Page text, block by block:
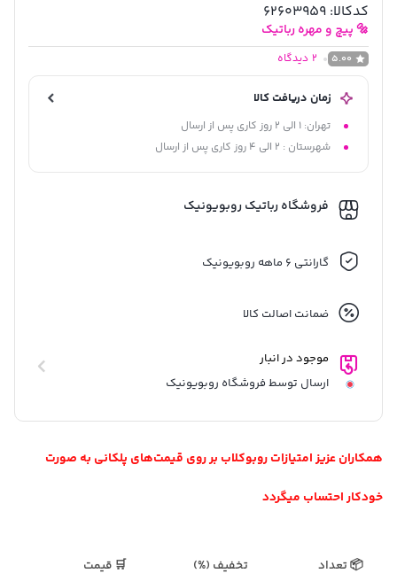
کدکالا: 62603959
🔩 پیچ و مهره رباتیک
5.00
2 دیدگاه
زمان دریافت کالا
تهران: 1 الی 2 روز کاری پس از ارسال
شهرستان : 2 الی 4 روز کاری پس از ارسال
فروشگاه رباتیک روبویونیک
گارانتی 6 ماهه روبویونیک
ضمانت اصالت کالا
موجود در انبار
ارسال توسط فروشگاه روبویونیک
همکاران عزیز امتیازات روبوکلاب بر روی قیمت‌های پلکانی به صورت
خودکار احتساب میگردد
📦 تعداد تخفیف (%) 🛒 قیمت